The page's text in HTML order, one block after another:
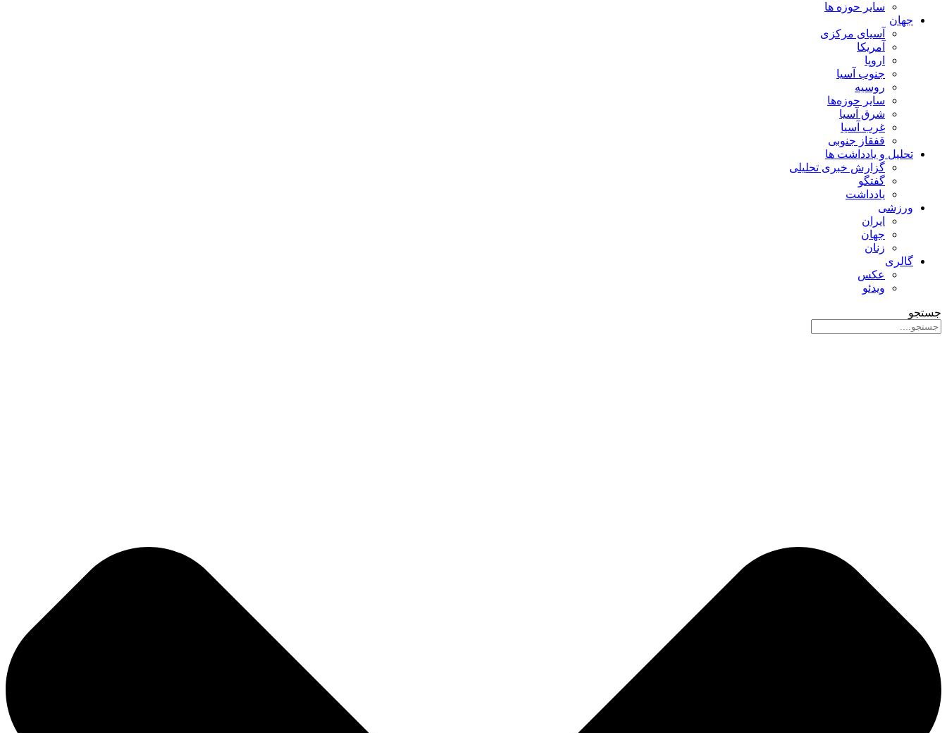
سایر حوزه ها
جهان
آسیای مرکزی
آمریکا
اروپا
جنوب آسیا
روسیه
سایر حوزه‌ها
شرق آسیا
غرب آسیا
قفقاز جنوبی
تحلیل و یادداشت ها
گزارش خبری تحلیلی
گفتگو
یادداشت
ورزشی
ایران
جهان
زنان
گالری
عکس
ویدئو
جستجو